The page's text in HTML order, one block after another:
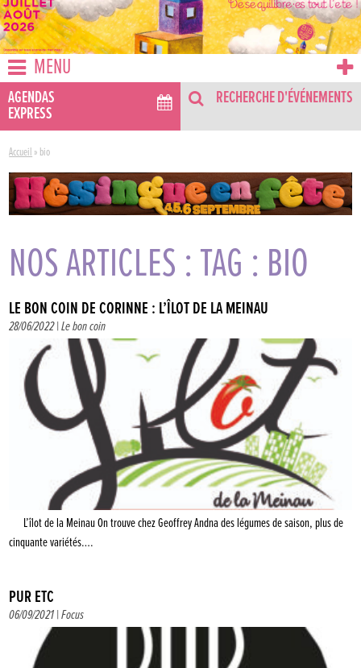
MENU
AGENDAS
EXPRESS
RECHERCHE D'ÉVÉNEMENTS
Accueil » bio
NOS ARTICLES : TAG : BIO
LE BON COIN DE CORINNE : L’ÎLOT DE LA MEINAU
28/06/2022 |Le bon coin
L’îlot de la Meinau On trouve chez Geoffrey Andna des légumes de saison, plus de
cinquante variétés….
PUR ETC
06/09/2021 |Focus